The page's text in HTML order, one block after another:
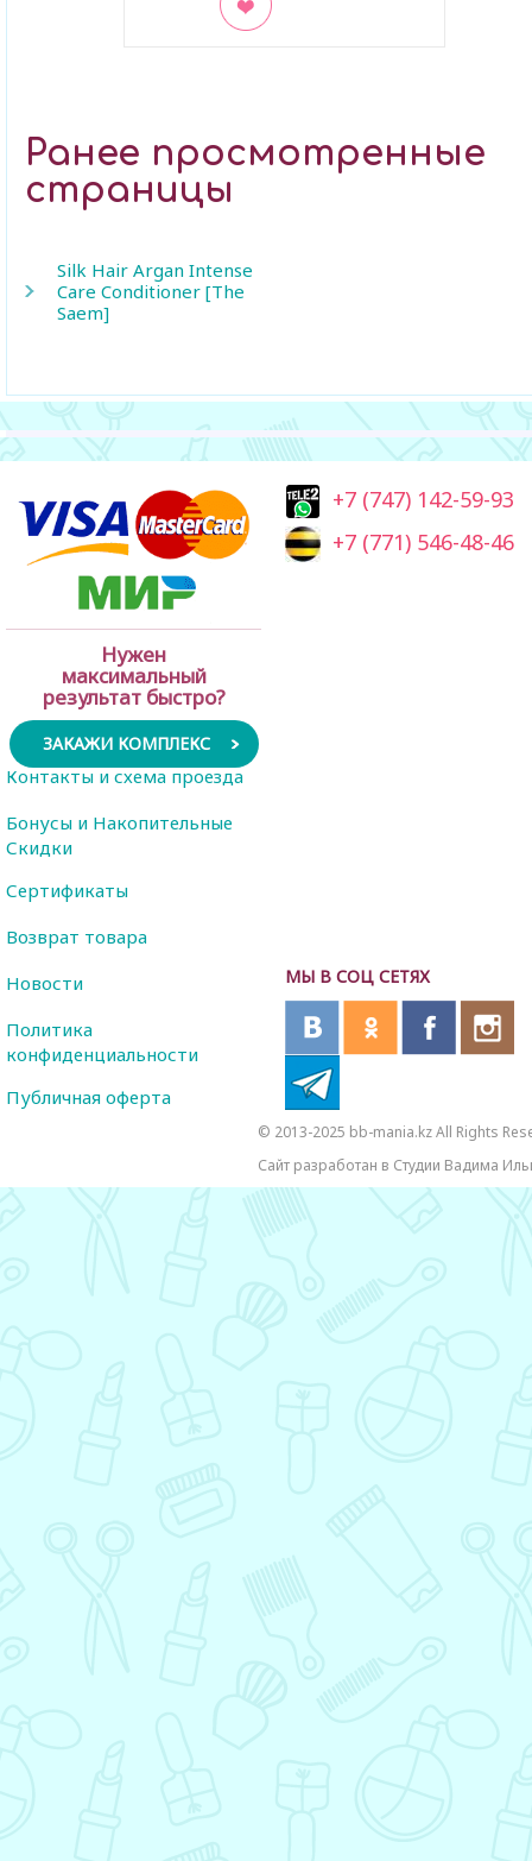
Ранее просмотренные
страницы
Silk Hair Argan Intense
Care Conditioner [The
Saem]
Нужен
максимальный
результат быстро?
ЗАКАЖИ КОМПЛЕКС
+7 (747) 142-59-93
+7 (771) 546-48-46
МЫ В СОЦ СЕТЯХ
Контакты и схема проезда
Бонусы и Накопительные
Скидки
Сертификаты
Возврат товара
Новости
Политика
конфиденциальности
Публичная оферта
© 2013-2025 bb-mania.kz All Rights
Сайт разработан в Студии Вадима